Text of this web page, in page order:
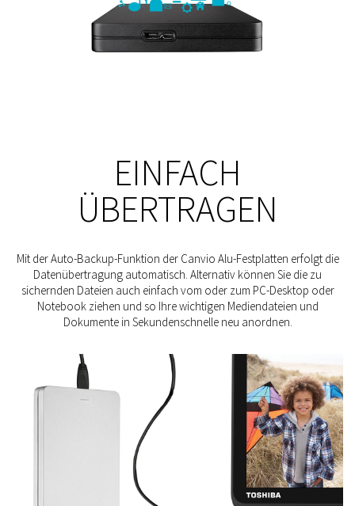
EINFACH
ÜBERTRAGEN
Mit der Auto-Backup-Funktion der Canvio Alu-Festplatten erfolgt die
Datenübertragung automatisch. Alternativ können Sie die zu
sichernden Dateien auch einfach vom oder zum PC-Desktop oder
Notebook ziehen und so Ihre wichtigen Mediendateien und
Dokumente in Sekundenschnelle neu anordnen.